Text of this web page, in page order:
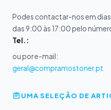
Podes contactar-nos em
das 9:00 às 17:00 pelo
Tel.:
ou por e-mail:
geral@compramostoner.pt
UMA SELEÇÃO DE